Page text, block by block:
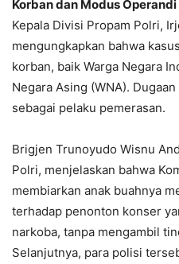
Korban dan Modus Operandi
Kepala Divisi Propam Polri,
mengungkapkan bahwa
korban, baik Warga Negara
Negara Asing (WNA).
sebagai pelaku pemerasan.
Brigjen Trunoyudo Wisnu
Polri, menjelaskan bahwa
membiarkan anak buahnya
terhadap penonton konser
narkoba, tanpa mengambil
Selanjutnya, para polisi